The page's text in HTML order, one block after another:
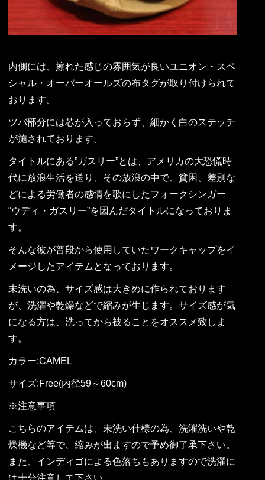
内側には、擦れた感じの雰囲気が良いユニオン・スペ
シャル・オーバーオールズの布タグが取り付けられて
おります。
ツバ部分には芯が入っておらず、細かく白のステッチ
が施されております。
タイトルにある”ガスリー”とは、アメリカの大恐慌時
代に放浪生活を送り、その放浪の中で、貧困、差別な
どによる労働者の感情を歌にしたフォークシンガー
“ウディ・ガスリー”を因んだタイトルになっておりま
す。
そんな彼が普段から使用していたワークキャップをイ
メージしたアイテムとなっております。
未洗いの為、サイズ感は大きめに作られております
が、洗濯や乾燥などで縮みが生じます。サイズ感が気
になる方は、洗ってから被ることをオススメ致しま
す。
カラー:CAMEL
サイズ:Free(内径59～60cm)
※注意事項
こちらのアイテムは、未洗い仕様の為、洗濯洗いや乾
燥機など等で、縮みが出ますので予め御了承下さい。
また、インディゴによる色落ちもありますので洗濯に
は十分注意して下さい。